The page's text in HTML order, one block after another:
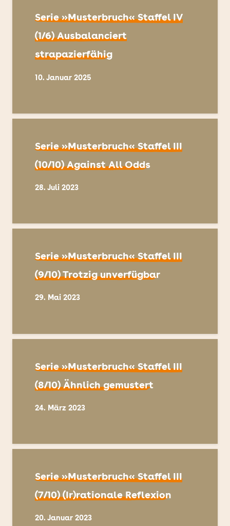
Serie »Musterbruch« Staffel IV
(1/6) Ausbalanciert
strapazierfähig
10. Januar 2025
Serie »Musterbruch« Staffel III
(10/10) Against All Odds
28. Juli 2023
Serie »Musterbruch« Staffel III
(9/10) Trotzig unverfügbar
29. Mai 2023
Serie »Musterbruch« Staffel III
(8/10) Ähnlich gemustert
24. März 2023
Serie »Musterbruch« Staffel III
(7/10) (Ir)rationale Reflexion
20. Januar 2023